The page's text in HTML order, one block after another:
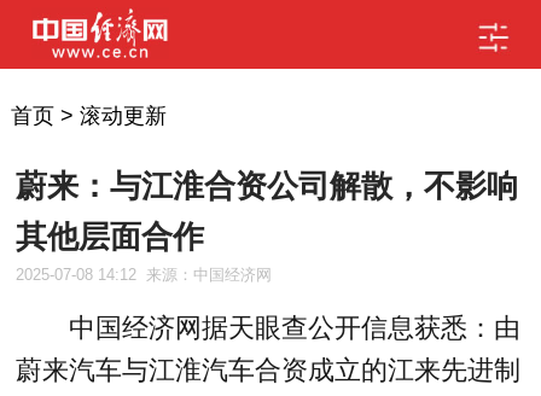
首页> 滚动更新
蔚来：与江淮合资公司解散，不影响
其他层面合作
2025-07-08 14:12 来源：中国经济网
中国经济网据天眼查公开信息获悉：由
蔚来汽车与江淮汽车合资成立的江来先进制